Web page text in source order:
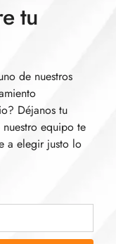
tu
de nuestros
Déjanos tu
equipo te
a elegir justo lo